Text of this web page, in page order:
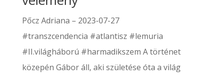
Pőcz Adriana – 2023-07-27
#transzcendencia #atlantisz #lemuria
#II.világháború #harmadikszem A történet
közepén Gábor áll, aki születése óta a világ